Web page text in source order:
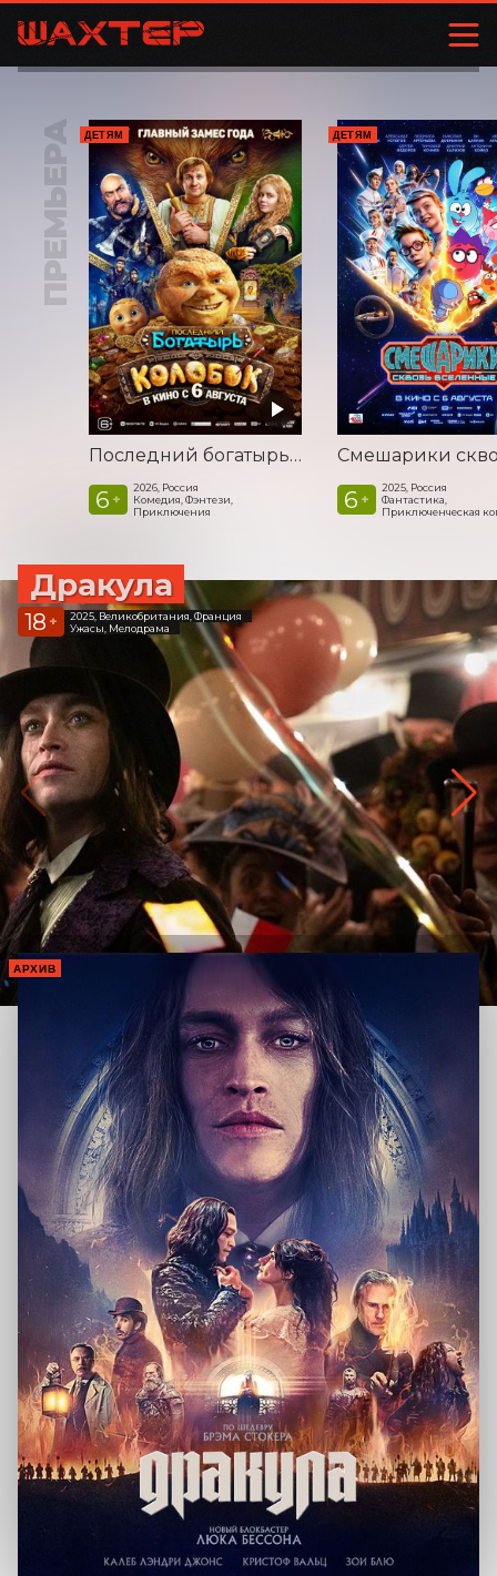
ПРЕМЬЕРА ДЕТЯМ
Последний богатырь. Колобок
6 +
2026, Россия
Комедия, Фэнтези,
Приключения
ДЕТЯМ
6 +
2025, Россия
Фантастика,
Приключенческая
Дракула
18 +
2025, Великобритания, Франция
Ужасы, Мелодрама
АРХИВ